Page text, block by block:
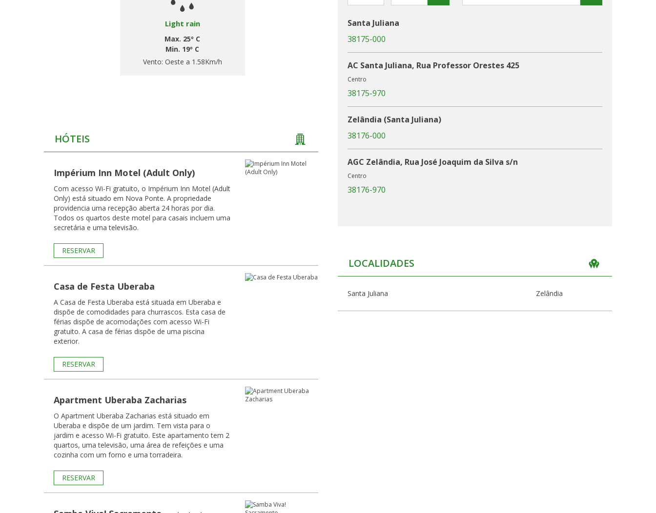
Light rain
Max. 25º C
Min. 19º C
Vento: Oeste a 1.58Km/h
HÓTEIS
Impérium Inn Motel (Adult Only)
Com acesso Wi-Fi gratuito, o Impérium Inn Motel (Adult
Only) está situado em Nova Ponte. A propriedade
providencia uma recepção aberta 24 horas por dia.
Todos os quartos deste motel para casais incluem uma
secretária e uma televisão.
RESERVAR
Casa de Festa Uberaba
A Casa de Festa Uberaba está situada em Uberaba e
dispõe de comodidades para churrascos. Esta casa de
férias dispõe de acomodações com acesso Wi-Fi
gratuito. A casa de férias dispõe de uma piscina
exterior.
RESERVAR
Apartment Uberaba Zacharias
O Apartment Uberaba Zacharias está situado em
Uberaba e dispõe de um jardim. Tem vista para o
jardim e acesso Wi-Fi gratuito. Este apartamento tem 2
quartos, uma televisão, uma área de refeições e uma
cozinha com um forno e uma torradeira.
RESERVAR
Santa Juliana
38175-000
AC Santa Juliana, Rua Professor Orestes 425
Centro
38175-970
Zelândia (Santa Juliana)
38176-000
AGC Zelândia, Rua José Joaquim da Silva s/n
Centro
38176-970
LOCALIDADES
Santa Juliana Zelândia